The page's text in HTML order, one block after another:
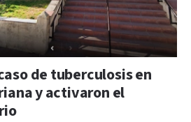
de tuberculosis en
y activaron el